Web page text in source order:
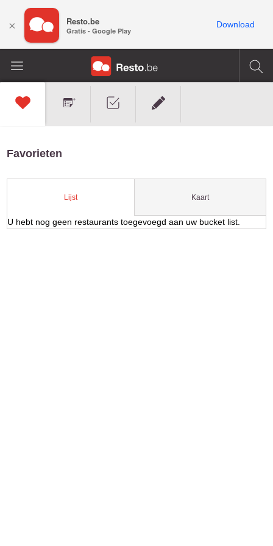
Favorieten
Lijst Kaart
U hebt nog geen restaurants toegevoegd aan uw bucket list.
× Resto.be
Gratis - Google Play
Download